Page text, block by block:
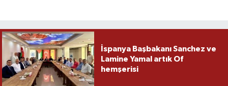
İspanya Başbakanı Sanchez ve
Lamine Yamal artık Of
hemşerisi